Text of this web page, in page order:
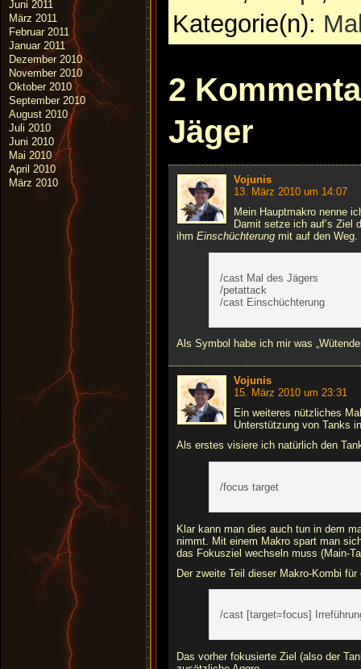
Juni 2011
März 2011
Februar 2011
Januar 2011
Dezember 2010
November 2010
Oktober 2010
September 2010
August 2010
Juli 2010
Juni 2010
Mai 2010
April 2010
März 2010
Kategorie(n):
2
Jäger
Vojunis
13. März 2010 um 14:07
Mein Hauptmakro nenne
Damit setze ich auf’s Ziel
ihm Einschüchterung mit auf den Weg.
/cast Mal des Jägers
/petattack
/cast Einschüchterung
Als Symbol habe ich mir was
Vojunis
15. März 2010 um 23:31
Ein weiteres nützliches
Unterstützung von Tanks
Als erstes visiere ich natürlich den
/focus target
Klar kann man dies auch tun in dem
nimmt. Mit einem Makro spart man
das Fokusziel wechseln muss (Main-
Der zweite Teil dieser Makro-Kombi
/cast [target=focus]
Das vorher fokusierte Ziel (also der